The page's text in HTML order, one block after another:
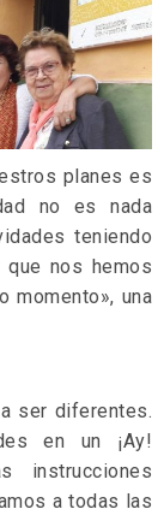
planes es
no es nada
teniendo
nos hemos
momento», una
ser diferentes.
en un ¡Ay!
instrucciones
a todas las